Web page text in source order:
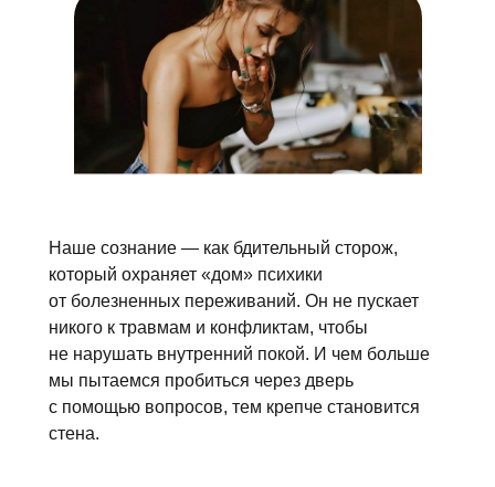
Наше сознание — как бдительный сторож,
который охраняет «дом» психики
от болезненных переживаний. Он не пускает
никого к травмам и конфликтам, чтобы
не нарушать внутренний покой. И чем больше
мы пытаемся пробиться через дверь
с помощью вопросов, тем крепче становится
стена.